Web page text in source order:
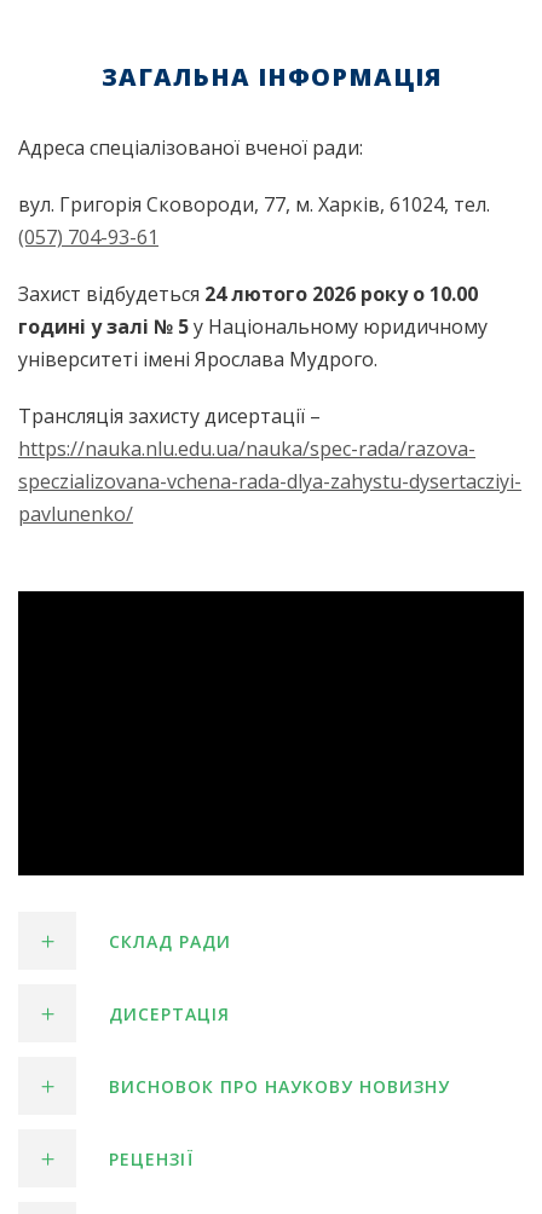
ЗАГАЛЬНА ІНФОРМАЦІЯ
Адреса спеціалізованої вченої ради:
вул. Григорія Сковороди, 77, м. Харків, 61024, тел.
(057) 704-93-61
Захист відбудеться 24 лютого 2026 року о 10.00
годині у залі № 5у Національному юридичному
університеті імені Ярослава Мудрого.
Трансляція захисту дисертації –
https://nauka.nlu.edu.ua/nauka/spec-rada/razova-
speczializovana-vchena-rada-dlya-zahystu-dysertacziyi-
pavlunenko/
СКЛАД РАДИ
ДИСЕРТАЦІЯ
ВИСНОВОК ПРО НАУКОВУ НОВИЗНУ
РЕЦЕНЗІЇ